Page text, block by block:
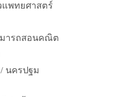
แพทยศาสตร์
ารถสอนคณิต
นครปฐม